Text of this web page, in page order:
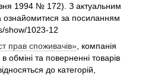
1994 № 172). З актуальним
за посиланням
show/1023-12
прав споживачів» , компанія
обміні та поверненні товарів
до категорій,